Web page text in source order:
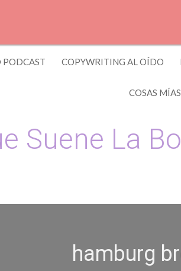
PODCAST COPYWRITING AL OÍDO
COSAS MÍAS
Suene La
hamburg